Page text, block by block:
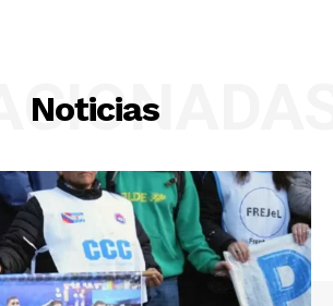
Noticias